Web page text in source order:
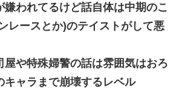
嫌われてるけど話自体は中期のこ
レースとか)のテイストがして悪
屋や特殊婦警の話は雰囲気はおろ
キャラまで崩壊するレベル